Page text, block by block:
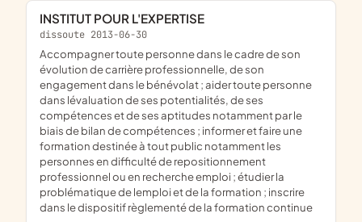
INSTITUT POUR L'EXPERTISE
dissoute 2013-06-30
accompagner toute personne dans le cadre de son
évolution de carrière professionnelle, de son
engagement dans le bénévolat ; aider toute personne
dans lévaluation de ses potentialités, de ses
compétences et de ses aptitudes notamment par le
biais de bilan de compétences ; informer et faire une
formation destinée à tout public notamment les
personnes en difficulté de repositionnement
professionnel ou en recherche emploi ; étudier la
problématique de lemploi et de la formation ; inscrire
dans le dispositif règlementé de la formation continue